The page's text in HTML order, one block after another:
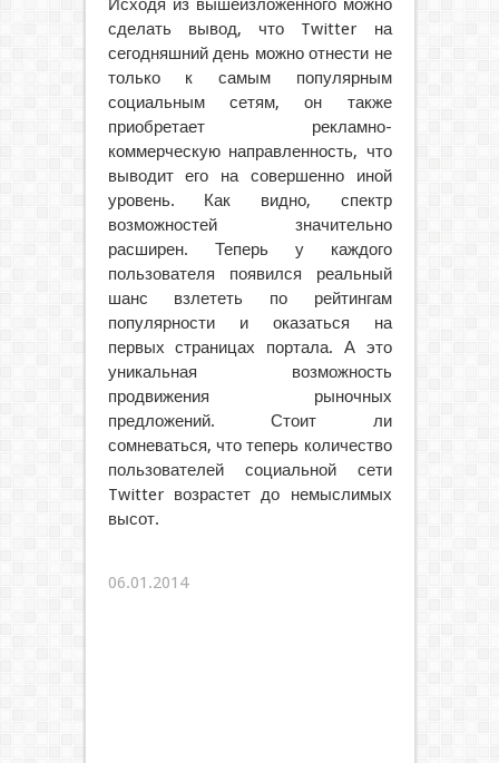
Исходя из вышеизложенного можно
сделать вывод, что Twitter на
сегодняшний день можно отнести не
только к самым популярным
социальным сетям, он также
приобретает рекламно-
коммерческую направленность, что
выводит его на совершенно иной
уровень. Как видно, спектр
возможностей значительно
расширен. Теперь у каждого
пользователя появился реальный
шанс взлететь по рейтингам
популярности и оказаться на
первых страницах портала. А это
уникальная возможность
продвижения рыночных
предложений. Стоит ли
сомневаться, что теперь количество
пользователей социальной сети
Twitter возрастет до немыслимых
высот.
06.01.2014